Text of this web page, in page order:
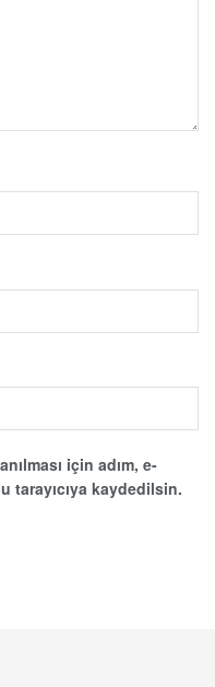
için adım, e-
tarayıcıya kaydedilsin.